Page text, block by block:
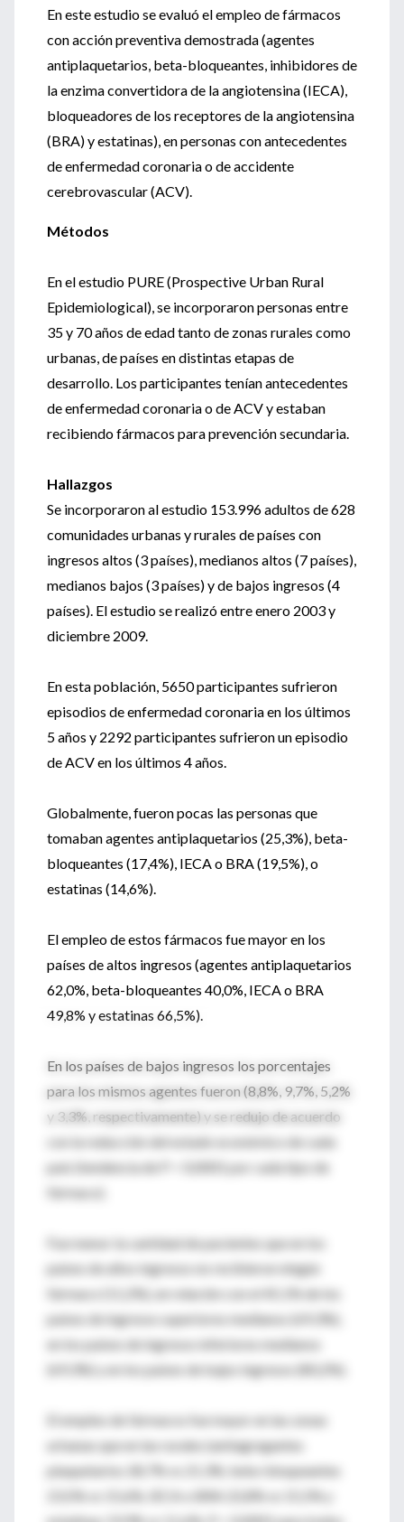
En este estudio se evaluó el empleo de fármacos
con acción preventiva demostrada (agentes
antiplaquetarios, beta-bloqueantes, inhibidores de
la enzima convertidora de la angiotensina (IECA),
bloqueadores de los receptores de la angiotensina
(BRA) y estatinas), en personas con antecedentes
de enfermedad coronaria o de accidente
cerebrovascular (ACV).
Métodos
En el estudio PURE (Prospective Urban Rural
Epidemiological), se incorporaron personas entre
35 y 70 años de edad tanto de zonas rurales como
urbanas, de países en distintas etapas de
desarrollo. Los participantes tenían antecedentes
de enfermedad coronaria o de ACV y estaban
recibiendo fármacos para prevención secundaria.
Hallazgos
Se incorporaron al estudio 153.996 adultos de 628
comunidades urbanas y rurales de países con
ingresos altos (3 países), medianos altos (7 países),
medianos bajos (3 países) y de bajos ingresos (4
países). El estudio se realizó entre enero 2003 y
diciembre 2009.
En esta población, 5650 participantes sufrieron
episodios de enfermedad coronaria en los últimos
5 años y 2292 participantes sufrieron un episodio
de ACV en los últimos 4 años.
Globalmente, fueron pocas las personas que
tomaban agentes antiplaquetarios (25,3%), beta-
bloqueantes (17,4%), IECA o BRA (19,5%), o
estatinas (14,6%).
El empleo de estos fármacos fue mayor en los
países de altos ingresos (agentes antiplaquetarios
62,0%, beta-bloqueantes 40,0%, IECA o BRA
49,8% y estatinas 66,5%).
En los países de bajos ingresos los porcentajes
para los mismos agentes fueron (8,8%, 9,7%, 5,2%
y 3,3%, respectivamente) y se redujo de acuerdo
con la reducción del estado económico de cada
país (tendencia de P < 0,0001 por cada tipo de
fármaco).
Fue menor la cantidad de pacientes que en los
países de altos ingresos no recibieron ningún
fármaco (11,2%), en relación con el 45,1% de los
países de ingresos superiores medianos (69,3%),
en los países de ingresos inferiores medianos
(69,3%) y en los países de bajos ingresos (80,2%).
El empleo de fármacos fue mayor en las zonas
urbanas que en las rurales (antiagregantes
plaquetarios 28,7% vs 21,3%; beta-bloqueantes
23,5% vs 15,6%, IECA o BRA 22,8% vs 15,5% y